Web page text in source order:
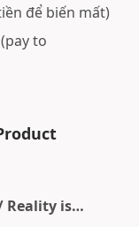
để biến mất)
to
Reality is…